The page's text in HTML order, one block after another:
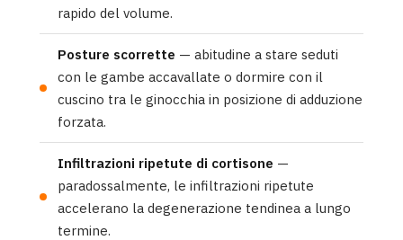
rapido del volume.
Posture scorrette — abitudine a stare seduti
con le gambe accavallate o dormire con il
cuscino tra le ginocchia in posizione di adduzione
forzata.
Infiltrazioni ripetute di cortisone —
paradossalmente, le infiltrazioni ripetute
accelerano la degenerazione tendinea a lungo
termine.